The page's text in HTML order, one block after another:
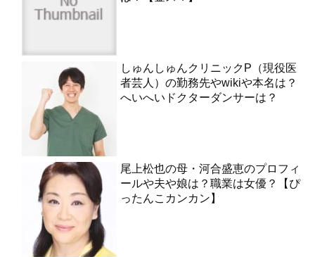
しゅんしゅんクリニックP（現役医
者芸人）の勤務先やwikiや本名は？
へいへいドクターダンサーは？
尾上松也の母・河合盛恵のプロフィ
ールや夫や娘は？職業は女優？【ぴ
ったんこカンカン】